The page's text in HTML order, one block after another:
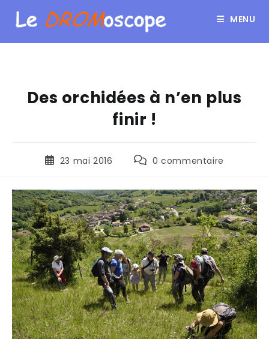
MENU
Des orchidées à n’en plus
finir !
23 mai 2016 0 commentaire